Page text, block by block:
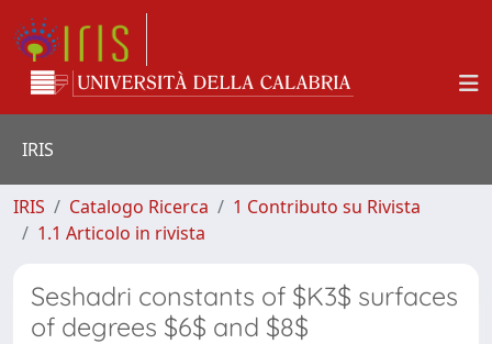
IRIS
IRIS Catalogo Ricerca
1 Contributo su Rivista
1.1 Articolo in rivista
Seshadri constants of $K3$ surfaces
of degrees $6$ and $8$